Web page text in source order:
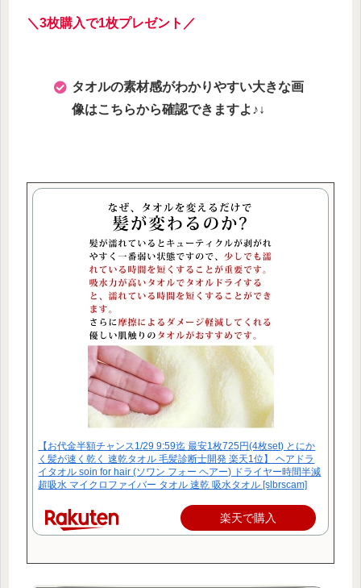
＼3枚購入で1枚プレゼント／
タオルの素材感がわかりやすい大きな画
像はこちらから確認できますよ♪↓
【お代金半額チャンス1/29 9:59迄 最安1枚725円(4枚set) とにか
く髪が速く乾く 速乾タオル 毛髪診断士開発 楽天1位】 ヘアドラ
イタオル soin for hair (ソワン フォー ヘアー) ドライヤー時間半減
超吸水 マイクロファイバー タオル 速乾 吸水タオル [slbrscam]
楽天で購入